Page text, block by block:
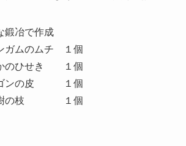
鍛冶で作成
ガムのムチ １個
のひせき １個
ゴンの皮 １個
樹の枝 １個